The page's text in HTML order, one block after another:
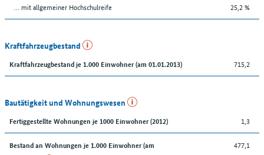
... mit allgemeiner Hochschulreife 25,2 %
Kraftfahrzeugbestand
Kraftfahrzeugbestand je 1.000 Einwohner (am 01.01.2013) 715,2
Bautätigkeit und Wohnungswesen
Fertiggestellte Wohnungen je 1000 Einwohner (2012) 1,3
Bestand an Wohnungen je 1.000 Einwohner (am
477,1